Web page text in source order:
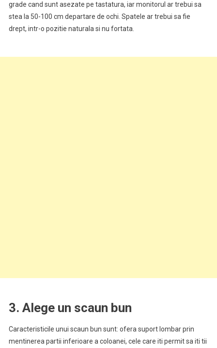
grade cand sunt asezate pe tastatura, iar monitorul ar trebui sa
stea la 50-100 cm departare de ochi. Spatele ar trebui sa fie
drept, intr-o pozitie naturala si nu fortata.
3. Alege un scaun bun
Caracteristicile unui scaun bun sunt: ofera suport lombar prin
mentinerea partii inferioare a coloanei, cele care iti permit sa iti tii